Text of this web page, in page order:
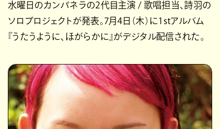
水曜日のカンパネラの2代目主演 / 歌唱担当、詩羽の
ソロプロジェクトが発表。7月4日（木）に1stアルバム
『うたうように、ほがらかに』がデジタル配信された。